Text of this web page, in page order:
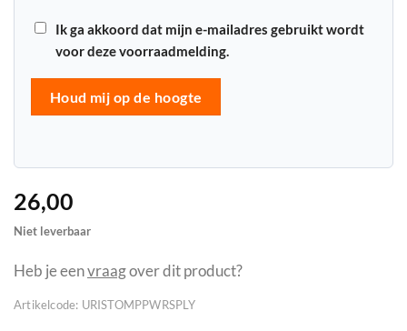
Ik ga akkoord dat mijn e-mailadres gebruikt wordt
voor deze voorraadmelding.
Houd mij op de hoogte
26,00
Niet leverbaar
Heb je eenvraagover dit product?
Artikelcode: URISTOMPPWRSPLY